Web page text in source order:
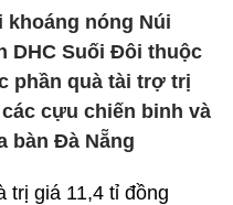
khoáng nóng Núi
DHC Suối Đôi thuộc
phần quà tài trợ trị
cựu chiến binh và
bàn Đà Nẵng
trị giá 11,4 tỉ đồng